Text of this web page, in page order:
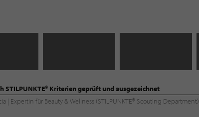
STILPUNKTE® Kriterien geprüft und ausgezeichnet
| Expertin für Beauty & Wellness (STILPUNKTE® Scouting Department)